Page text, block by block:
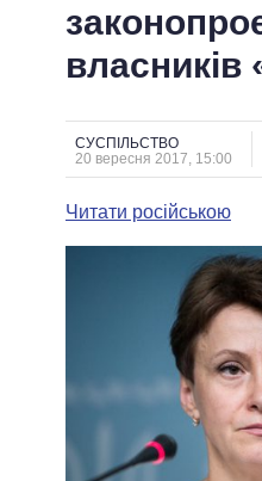
ОГЛЯДИ
ДАЙДЖЕСТИ
ПРЕЗИДЕНТ І ОФІС
ВЕРХОВНА РАДА
ГОЛОВИ
МЕРИ МІСТ
ВСІ ПЕРСОНИ
власників
СУСПІЛЬСТВО
20 вересня 2017, 15:00
Читати російською